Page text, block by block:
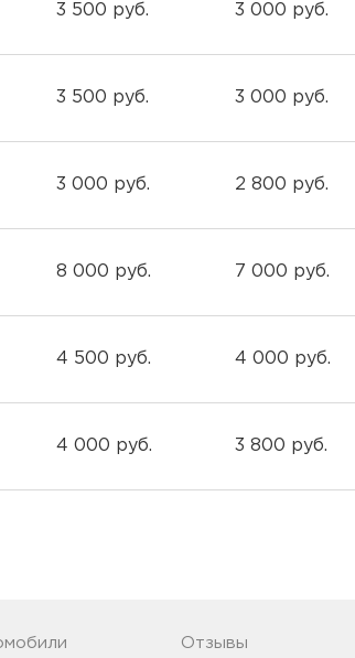
3 500 руб. 3 000 руб.
3 500 руб. 3 000 руб.
3 000 руб. 2 800 руб.
8 000 руб. 7 000 руб.
4 500 руб. 4 000 руб.
4 000 руб. 3 800 руб.
Отзывы